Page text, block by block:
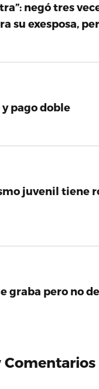
negó tres
su exesposa,
pago doble
juvenil tiene
graba pero no
Comentarios